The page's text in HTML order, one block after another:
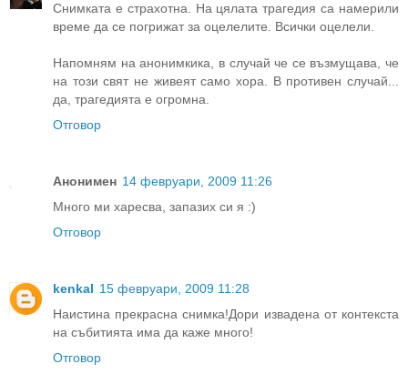
Снимката е страхотна. На цялата трагедия са намерили
време да се погрижат за оцелелите. Всички оцелели.
Напомням на анонимкика, в случай че се възмущава, че
на този свят не живеят само хора. В противен случай...
да, трагедията е огромна.
Отговор
Анонимен 14 февруари, 2009 11:26
Много ми харесва, запазих си я :)
Отговор
kenkal 15 февруари, 2009 11:28
Наистина прекрасна снимка!Дори извадена от контекста
на събитията има да каже много!
Отговор